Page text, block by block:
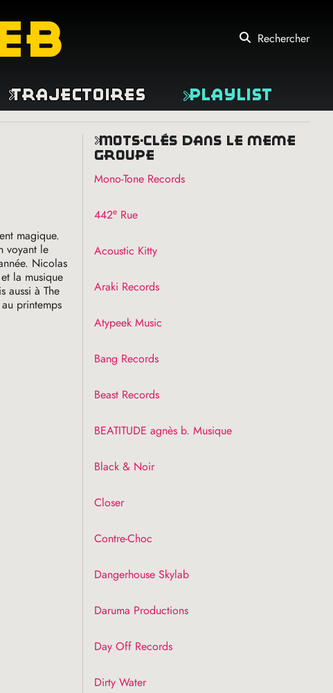
Rechercher
Trajectoires Playlist
magique.
voyant le
Nicolas
la musique
aussi à The
printemps
mots-clés dans le même
groupe
Mono-Tone Records
442e Rue
Acoustic Kitty
Araki Records
Atypeek Music
Bang Records
Beast Records
BEATITUDE agnès b. Musique
Black & Noir
Closer
Contre-Choc
Dangerhouse Skylab
Daruma Productions
Day Off Records
Dirty Water